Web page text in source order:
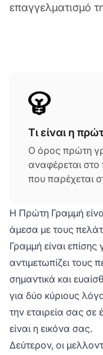
επαγγελματισμό
Τι είναι η
Ο όρος πρώτη
αναφέρεται στο
που παρέχεται
όπου
προβλήματα
προσωπικό
υπεύθυνο για
την επίλυση
κατανομή πιο
υποστήριξης
απαραίτητο.
επαγγελματισμό
διαμορφώνοντας
πελάτη και τη
Η Πρώτη Γραμμή
άμεσα με τους
Γραμμή είναι
αντιμετωπίζει τους
σημαντικά και
για δύο κύριους
την εταιρεία σας
είναι η εικόνα σας.
Δεύτερον, οι